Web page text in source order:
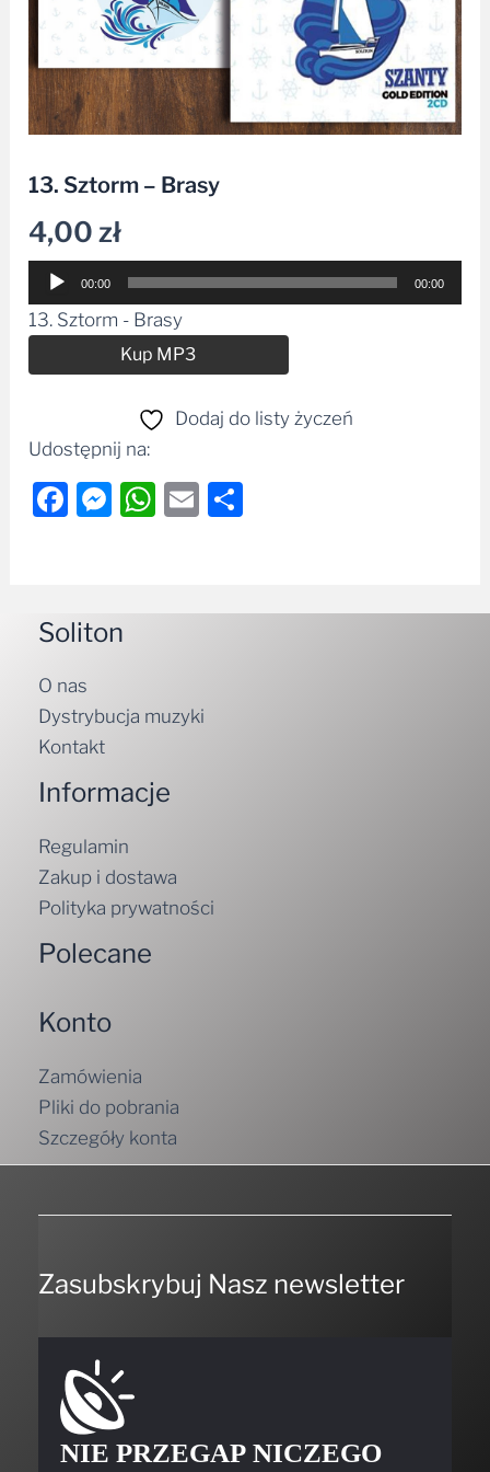
13. Sztorm – Brasy
4,00zł
Odtwarzacz
plików
dźwiękowych
00:00 00:00
13. Sztorm - Brasy
Kup MP3
Dodaj do listy życzeń
Udostępnij na:
Facebook
Messenger
WhatsApp
Email
Soliton
O nas
Dystrybucja muzyki
Kontakt
Informacje
Regulamin
Zakup i dostawa
Polityka prywatności
Polecane
Konto
Zamówienia
Pliki do pobrania
Szczegóły konta
Zasubskrybuj Nasz newsletter
NIE PRZEGAP NICZEGO